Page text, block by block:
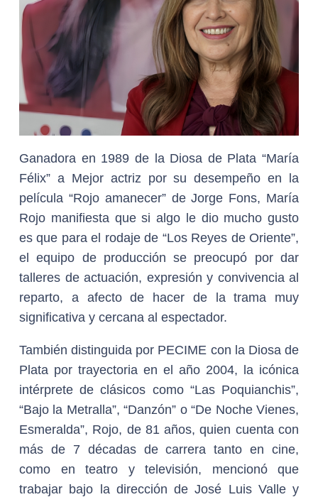
Ganadora en 1989 de la Diosa de Plata “María
Félix” a Mejor actriz por su desempeño en la
película “Rojo amanecer” de Jorge Fons, María
Rojo manifiesta que si algo le dio mucho gusto
es que para el rodaje de “Los Reyes de Oriente”,
el equipo de producción se preocupó por dar
talleres de actuación, expresión y convivencia al
reparto, a afecto de hacer de la trama muy
significativa y cercana al espectador.
También distinguida por PECIME con la Diosa de
Plata por trayectoria en el año 2004, la icónica
intérprete de clásicos como “Las Poquianchis”,
“Bajo la Metralla”, “Danzón” o “De Noche Vienes,
Esmeralda”, Rojo, de 81 años, quien cuenta con
más de 7 décadas de carrera tanto en cine,
como en teatro y televisión, mencionó que
trabajar bajo la dirección de José Luis Valle y